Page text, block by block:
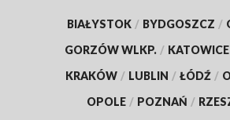
BIAŁYSTOK / BYDGOSZCZ /
GORZÓW WLKP. / KATOWICE
KRAKÓW / LUBLIN / ŁÓDŹ /
OPOLE / POZNAŃ /